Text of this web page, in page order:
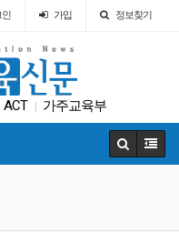
인 가입 정보찾기
ACT 가주교육부
정책 교육뉴스